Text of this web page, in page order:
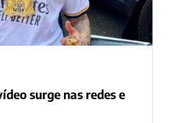
surge nas redes e